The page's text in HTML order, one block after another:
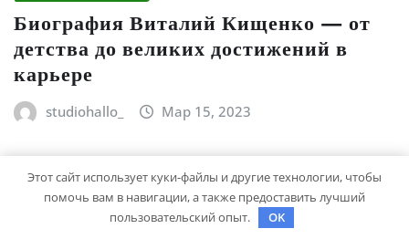
Биография Виталий Кищенко — от
детства до великих достижений в
карьере
studiohallo_ Мар 15, 2023
UNCATEGORISED
Биография фараона — история
Этот сайт использует куки-файлы и другие технологии, чтобы
помочь вам в навигации, а также предоставить лучший
пользовательский опыт.
OK